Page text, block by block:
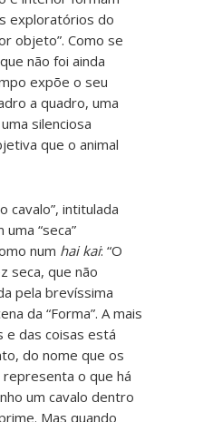
exploratórios do
objeto”. Como se
não foi ainda
expõe o seu
a quadro, uma
silenciosa
que o animal
cavalo”, intitulada
“seca”
num hai kai: “O
seca, que não
pela brevíssima
da “Forma”. A mais
das coisas está
do nome que os
representa o que há
um cavalo dentro
Mas quando